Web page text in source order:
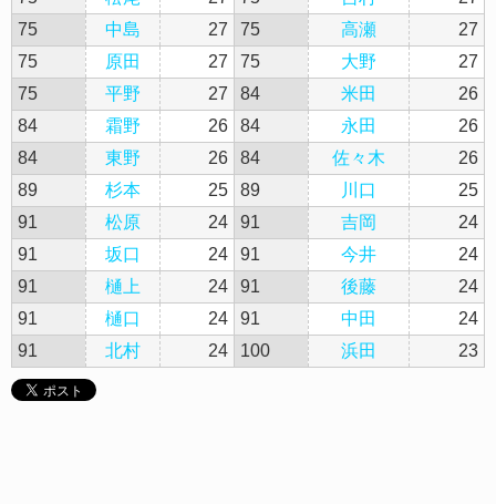
75
中島 27 75 高瀬
27
75
原田 27 75 大野
27
75
平野 27 84 米田
26
84
霜野 26 84 永田
26
84
東野 26 84 佐々木
26
89
杉本 25 89 川口
25
91
松原 24 91 吉岡
24
91
坂口 24 91 今井
24
91
樋上 24 91 後藤
24
91
樋口 24 91 中田
24
91
北村 24 100 浜田 23